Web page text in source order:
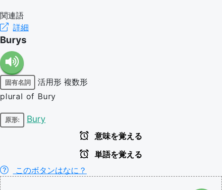
関連語
詳細
Burys
固有名詞 活用形 複数形
plural of Bury
原形: Bury
意味を覚える
単語を覚える
このボタンはなに？